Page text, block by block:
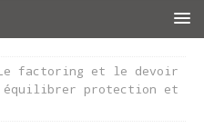
factoring et le devoir
équilibrer protection et